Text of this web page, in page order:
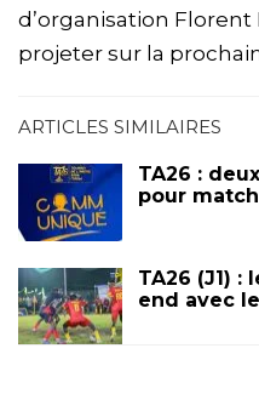
d’organisation Florent
projeter sur la
ARTICLES SIMILAIRES
TA26 :
pour
TA26 (J1)
end avec